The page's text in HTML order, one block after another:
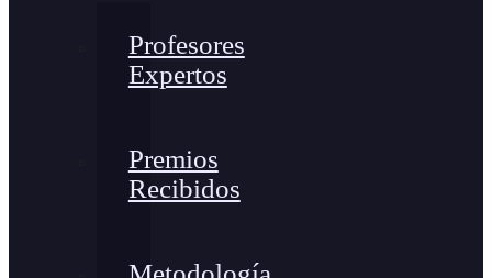
Profesores
Expertos
Premios
Recibidos